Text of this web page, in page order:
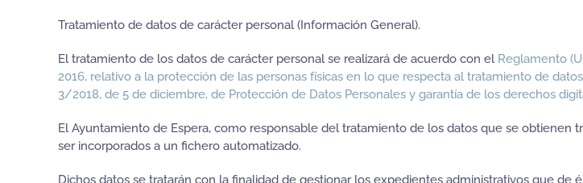
Tratamiento de datos de carácter personal (Información General).
El tratamiento de los datos de carácter personal se realizará de acuerdo con el Reglamento
2016, relativo a la protección de las personas físicas en lo que respecta al tratamiento de
3/2018, de 5 de diciembre, de Protección de Datos Personales y garantía de los derechos
El Ayuntamiento de Espera, como responsable del tratamiento de los datos que se
ser incorporados a un fichero automatizado.
Dichos datos se tratarán con la finalidad de gestionar los expedientes administrativos que